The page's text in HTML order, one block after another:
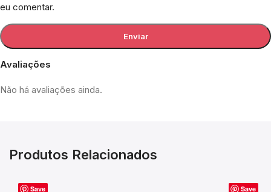
Avaliações
Não há avaliações ainda.
eu comentar.
Produtos Relacionados
Save Save